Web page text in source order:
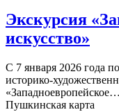
Экскурсия
искусство»
С 7 января 2026 года
историко-
«Западноевропейское…
Пушкинская карта